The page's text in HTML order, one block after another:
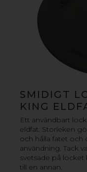
SMIDIGT
KING
Ett användbart
eldfat. Storleken
och hålla fatet och
användning. Tack
svetsade på locket
till en annan.
› Hög kvalitet
› Kombinera
HITTA